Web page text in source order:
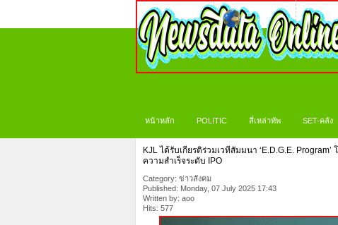
หน้าหลัก POLITIC สี่เหล่าทัพ SET-คลัง
KJL ได้รับเกียรติร่วมเวทีสัมมนา ‘E.D.G.E.
ความสำเร็จระดับ IPO
Category: ข่าวสังคม
Published: Monday, 07 July 2025 17:43
Written by: aoo
Hits: 577